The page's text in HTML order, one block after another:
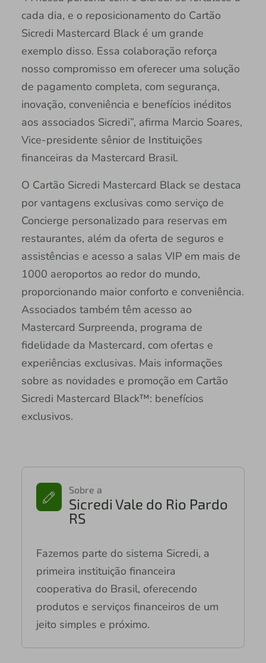
cada dia, e o reposicionamento do Cartão
Sicredi Mastercard Black é um grande
exemplo disso. Essa colaboração reforça
nosso compromisso em oferecer uma solução
de pagamento completa, com segurança,
inovação, conveniência e benefícios inéditos
aos associados Sicredi”, afirma Marcio Soares,
Vice-presidente sênior de Instituições
financeiras da Mastercard Brasil.
O Cartão Sicredi Mastercard Black se destaca
por vantagens exclusivas como serviço de
Concierge personalizado para reservas em
restaurantes, além da oferta de seguros e
assistências e acesso a salas VIP em mais de
1000 aeroportos ao redor do mundo,
proporcionando maior conforto e conveniência.
Associados também têm acesso ao
Mastercard Surpreenda, programa de
fidelidade da Mastercard, com ofertas e
experiências exclusivas. Mais informações
sobre as novidades e promoção em Cartão
Sicredi Mastercard Black™: benefícios
exclusivos.
Sobre a
Sicredi Vale do Rio Pardo
RS
Fazemos parte do sistema Sicredi, a
primeira instituição financeira
cooperativa do Brasil, oferecendo
produtos e serviços financeiros de um
jeito simples e próximo.